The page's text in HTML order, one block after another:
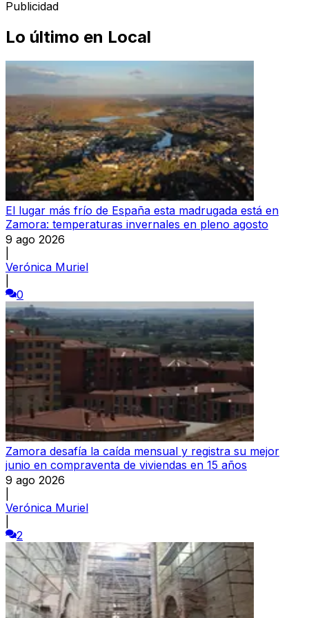
Publicidad
Lo último en Local
El lugar más frío de España esta madrugada está en
Zamora: temperaturas invernales en pleno agosto
9 ago 2026
Verónica Muriel
0
Zamora desafía la caída mensual y registra su mejor
junio en compraventa de viviendas en 15 años
9 ago 2026
Verónica Muriel
2